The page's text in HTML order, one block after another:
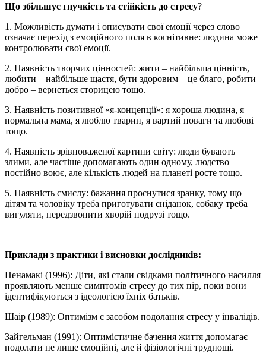
Що збільшує гнучкість та стійкість до стресу?
1. Можливість думати і описувати свої емоції через слово
означає перехід з емоційного поля в когнітивне: людина може
контролювати свої емоції.
2. Наявність творчих цінностей: жити – найбільша цінність,
любити – найбільше щастя, бути здоровим – це благо, робити
добро – вернеться сторицею тощо.
3. Наявність позитивної «я-концепції»: я хороша людина, я
нормальна мама, я люблю тварин, я вартий поваги та любові
тощо.
4. Наявність зрівноваженої картини світу: люди бувають
злими, але частіше допомагають один одному, людство
постійно воює, але кількість людей на планеті росте тощо.
5. Наявність смислу: бажання проснутися зранку, тому що
дітям та чоловіку треба приготувати сніданок, собаку треба
вигуляти, передзвонити хворій подрузі тощо.
Приклади з практики і висновки дослідників:
Пенамакі (1996): Діти, які стали свідками політичного насилля
проявляють менше симптомів стресу до тих пір, поки вони
ідентифікуються з ідеологією їхніх батьків.
Шаір (1989): Оптимізм є засобом подолання стресу у інвалідів.
Зайгельман (1991): Оптимістичне бачення життя допомагає
подолати не лише емоційні, але й фізіологічні труднощі.